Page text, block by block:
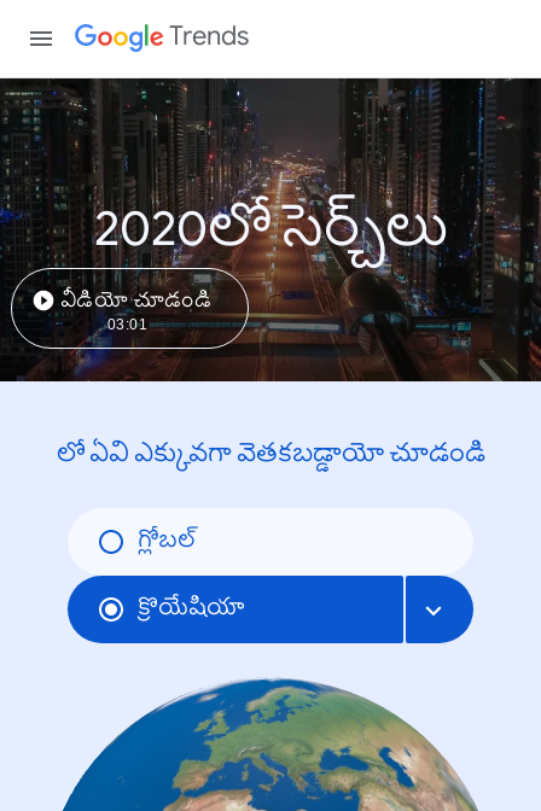
Trends
2020లో సెర్చ్‌లు
వీడియో చూడండి
03:01
లో ఏవి ఎక్కువగా వెతకబడ్డాయో చూడండి
గ్లోబల్
క్రొయేషియా